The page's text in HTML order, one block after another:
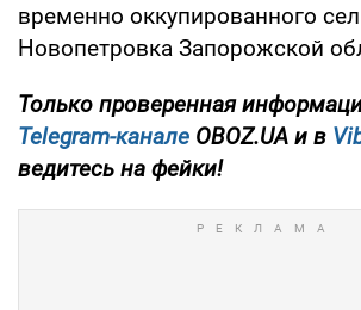
временно оккупированного
Новопетровка Запорожской
Только проверенная
Telegram-канале OBOZ.UA и в
ведитесь на фейки!